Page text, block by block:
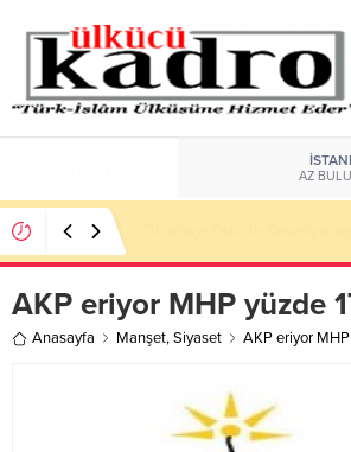
AZ
AKP eriyor MHP yüzde
Anasayfa Manşet,Siyaset AKP eriyor MHP